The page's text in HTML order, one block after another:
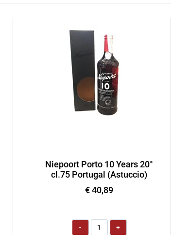
Niepoort Porto 10 Years 20°
cl.75 Portugal (Astuccio)
€ 40,89
Quantità